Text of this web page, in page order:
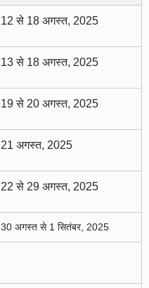
12 से 18 अगस्त, 2025
13 से 18 अगस्त, 2025
19 से 20 अगस्त, 2025
21 अगस्त, 2025
22 से 29 अगस्त, 2025
30 अगस्त से 1 सितंबर, 2025